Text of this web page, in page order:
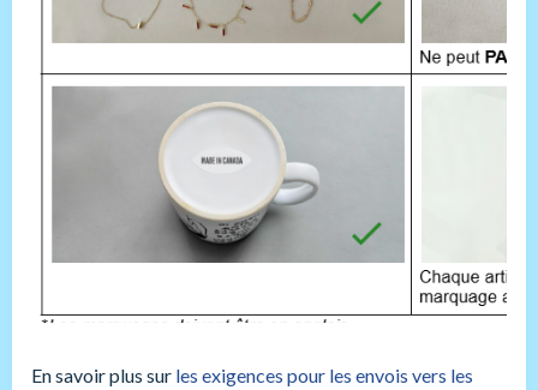
En savoir plus sur les exigences pour les envois vers les